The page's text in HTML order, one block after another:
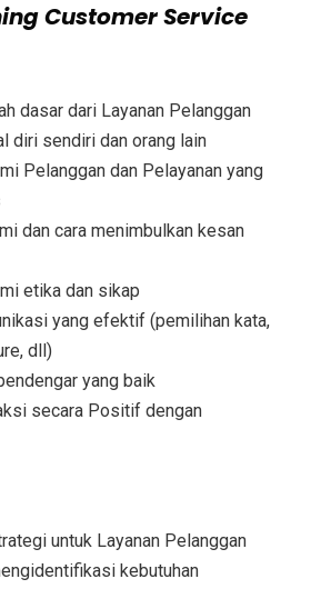
Customer Service
dasar dari Layanan Pelanggan
diri sendiri dan orang lain
Pelanggan dan Pelayanan yang
dan cara menimbulkan kesan
etika dan sikap
yang efektif (pemilihan kata,
dll)
yang baik
secara Positif dengan
untuk Layanan Pelanggan
kebutuhan